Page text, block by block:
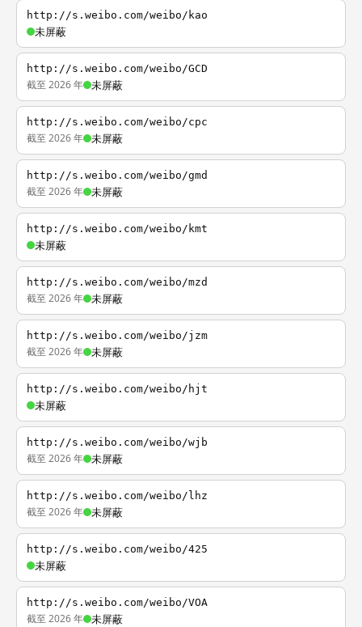
http://s.weibo.com/weibo/kao
未屏蔽
http://s.weibo.com/weibo/GCD
截至 2026 年 未屏蔽
http://s.weibo.com/weibo/cpc
截至 2026 年 未屏蔽
http://s.weibo.com/weibo/gmd
截至 2026 年 未屏蔽
http://s.weibo.com/weibo/kmt
未屏蔽
http://s.weibo.com/weibo/mzd
截至 2026 年 未屏蔽
http://s.weibo.com/weibo/jzm
截至 2026 年 未屏蔽
http://s.weibo.com/weibo/hjt
未屏蔽
http://s.weibo.com/weibo/wjb
截至 2026 年 未屏蔽
http://s.weibo.com/weibo/lhz
截至 2026 年 未屏蔽
http://s.weibo.com/weibo/425
未屏蔽
http://s.weibo.com/weibo/VOA
截至 2026 年 未屏蔽